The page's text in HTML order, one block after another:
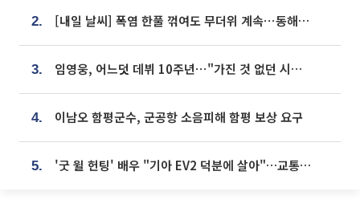
2. [내일 날씨] 폭염 한풀 꺾여도 무더위 계속⋯동해안 이틀 연속 비
3. 임영웅, 어느덧 데뷔 10주년⋯"가진 것 없던 시절, 내 앞엔 20명의 팬뿐"
4. 이남오 함평군수, 군공항 소음피해 함평 보상 요구
5. '굿 윌 헌팅' 배우 "기아 EV2 덕분에 살아"…교통사고 후 안전성 극찬